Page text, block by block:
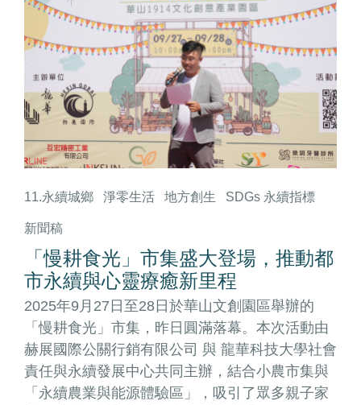
11.永續城鄉 淨零生活 地方創生 SDGs 永續指標
新聞稿
「慢耕食光」市集盛大登場，推動都
市永續與心靈療癒新里程
2025年9月27日至28日於華山文創園區舉辦的
「慢耕食光」市集，昨日圓滿落幕。本次活動由
赫展國際公關行銷有限公司 與 龍華科技大學社會
責任與永續發展中心共同主辦，結合小農市集與
「永續農業與能源體驗區」，吸引了眾多親子家